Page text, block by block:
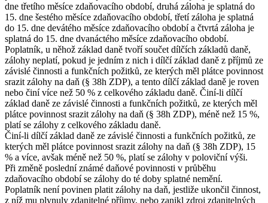
dne třetího měsíce zdaňovacího období, druhá záloha je splatná do
15. dne šestého měsíce zdaňovacího období, třetí záloha je splatná
do 15. dne devátého měsíce zdaňovacího období a čtvrtá záloha je
splatná do 15. dne dvanáctého měsíce zdaňovacího období.
Poplatník, u něhož základ daně tvoří součet dílčích základů daně,
zálohy neplatí, pokud je jedním z nich i dílčí základ daně z příjmů ze
závislé činnosti a funkčních požitků, ze kterých měl plátce povinnost
srazit zálohy na daň (§ 38h ZDP), a tento dílčí základ daně je roven
nebo činí více než 50 % z celkového základu daně. Činí-li dílčí
základ daně ze závislé činnosti a funkčních požitků, ze kterých měl
plátce povinnost srazit zálohy na daň (§ 38h ZDP), méně než 15 %,
platí se zálohy z celkového základu daně.
Činí-li dílčí základ daně ze závislé činnosti a funkčních požitků, ze
kterých měl plátce povinnost srazit zálohy na daň (§ 38h ZDP), 15
% a více, avšak méně než 50 %, platí se zálohy v poloviční výši.
Při změně poslední známé daňové povinnosti v průběhu
zdaňovacího období se zálohy do té doby splatné nemění.
Poplatník není povinen platit zálohy na daň, jestliže ukončil činnost,
z níž mu plynuly zdanitelné příjmy, nebo zanikl zdroj zdanitelných